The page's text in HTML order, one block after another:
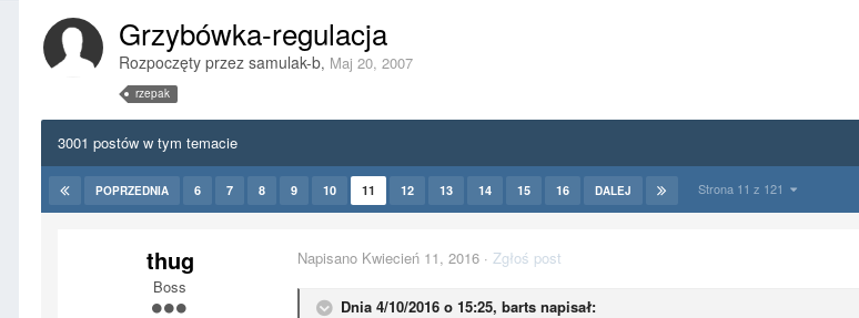
Grzybówka-regulacja
Rozpoczęty przez samulak-b, Maj 20, 2007
rzepak
3001 postów w tym temacie
POPRZEDNIA 6 7 8 9 10 11 12 13 14 15 16 DALEJ Strona 11 z 121
thug
Boss
Napisano Kwiecień 11, 2016 · Zgłoś post
Dnia 4/10/2016 o 15:25, barts napisał: